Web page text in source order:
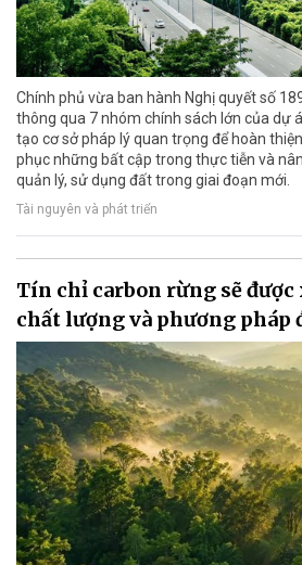
Chính phủ vừa ban hành Nghị quyết số
thông qua 7 nhóm chính sách lớn của dự
tạo cơ sở pháp lý quan trọng để hoàn
phục những bất cập trong thực tiễn và
quản lý, sử dụng đất trong giai đoạn mới.
Tài nguyên và phát triển
Tín chỉ carbon rừng sẽ
chất lượng và phương pháp